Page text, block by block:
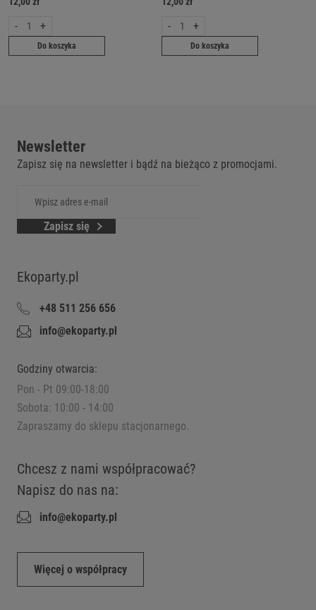
- +
Do koszyka
- +
Do koszyka
Newsletter
Zapisz się na newsletter i bądź na bieżąco z promocjami.
Zapisz się
Ekoparty.pl
+48 511 256 656
info@ekoparty.pl
Godziny otwarcia:
Pon - Pt 09:00-18:00
Sobota: 10:00 - 14:00
Zapraszamy do sklepu stacjonarnego.
Chcesz z nami współpracować?
Napisz do nas na:
info@ekoparty.pl
Więcej o współpracy